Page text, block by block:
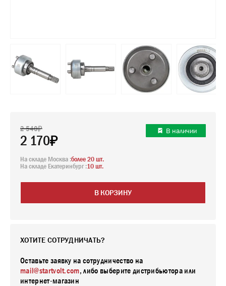
2 540
2 170
В наличии
На складе Москва :более 20 шт.
На складе Екатеринбург :10 шт.
В КОРЗИНУ
ХОТИТЕ СОТРУДНИЧАТЬ?
Оставьте заявку на сотрудничество на
mail@startvolt.com, либо выберите дистрибьютора или
интернет-магазин